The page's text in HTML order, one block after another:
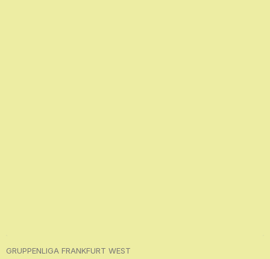
GRUPPENLIGA FRANKFURT WEST